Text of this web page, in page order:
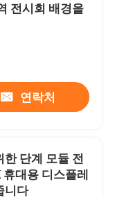
전시회 배경을
연락처
한 단계 모듈 전
휴대용 디스플레
니다